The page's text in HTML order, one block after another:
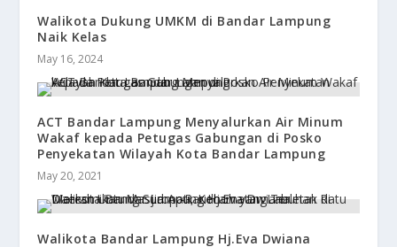
Walikota Dukung UMKM di Bandar Lampung
Naik Kelas
May 16, 2024
ACT Bandar Lampung Menyalurkan Air Minum
Wakaf kepada Petugas Gabungan di Posko
Penyekatan Wilayah Kota Bandar Lampung
May 20, 2021
Walikota Bandar Lampung Hj.Eva Dwiana